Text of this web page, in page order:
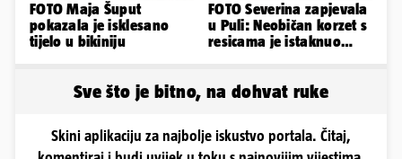
FOTO Maja Šuput
pokazala je isklesano
tijelo u bikiniju
FOTO Severina zapjevala
u Puli: Neobičan korzet s
resicama je istaknuo
Sve što je bitno, na dohvat ruke
Skini aplikaciju za najbolje iskustvo portala. Čitaj,